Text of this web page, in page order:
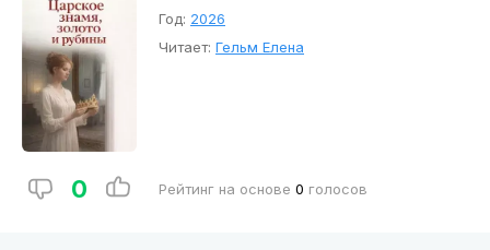
Год: 2026
Читает: Гельм Елена
0 Рейтинг на основе 0 голосов